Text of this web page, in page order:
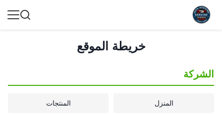
خريطة الموقع
الشركة
المنزل المنتجات